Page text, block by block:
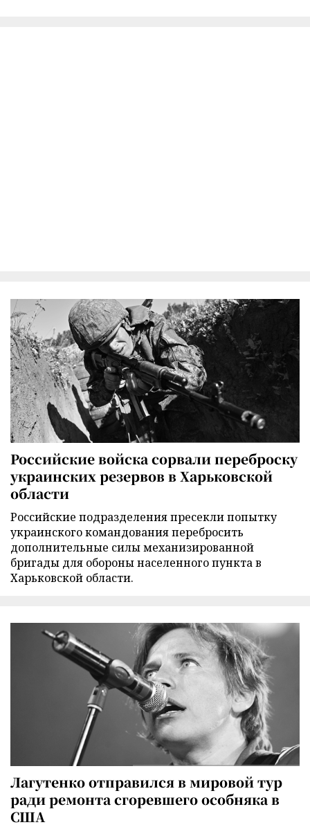
Российские войска сорвали переброску
украинских резервов в Харьковской
области
Российские подразделения пресекли попытку
украинского командования перебросить
дополнительные силы механизированной
бригады для обороны населенного пункта в
Харьковской области.
Лагутенко отправился в мировой тур
ради ремонта сгоревшего особняка в
США